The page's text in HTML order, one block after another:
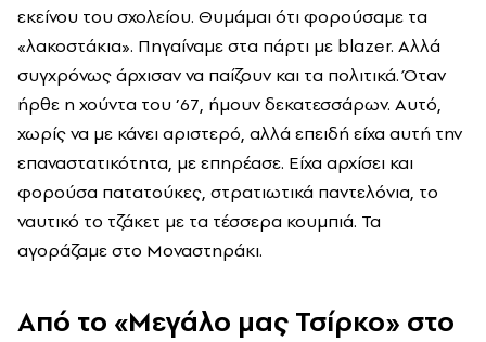
εκείνου του σχολείου. Θυμάμαι ότι φορούσαμε τα
«λακοστάκια». Πηγαίναμε στα πάρτι με blazer. Αλλά
συγχρόνως άρχισαν να παίζουν και τα πολιτικά. Όταν
ήρθε η χούντα του ’67, ήμουν δεκατεσσάρων. Αυτό,
χωρίς να με κάνει αριστερό, αλλά επειδή είχα αυτή την
επαναστατικότητα, με επηρέασε. Είχα αρχίσει και
φορούσα πατατούκες, στρατιωτικά παντελόνια, το
ναυτικό το τζάκετ με τα τέσσερα κουμπιά. Τα
αγοράζαμε στο Μοναστηράκι.
Από το «Μεγάλο μας Τσίρκο» στο